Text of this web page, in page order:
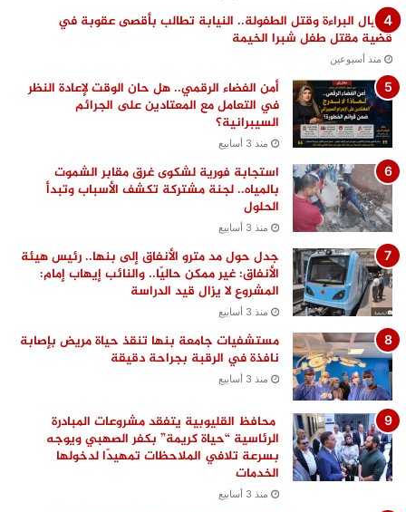
اغتيال البراءة وقتل الطفولة.. النيابة تطالب بأقصى عقوبة في
قضية مقتل طفل شبرا الخيمة
منذ أسبوعين
أمن الفضاء الرقمي.. هل حان الوقت لإعادة النظر
في التعامل مع المعتادين على الجرائم
السيبرانية؟
منذ 3 أسابيع
استجابة فورية لشكوى غرق مقابر الشموت
بالمياه.. لجنة مشتركة تكشف الأسباب وتبدأ
الحلول
منذ 3 أسابيع
جدل حول مد مترو الأنفاق إلى بنها.. رئيس هيئة
الأنفاق: غير ممكن حاليًا.. والنائب إيهاب إمام:
المشروع لا يزال قيد الدراسة
منذ 3 أسابيع
مستشفيات جامعة بنها تنقذ حياة مريض بإصابة
نافذة في الرقبة بجراحة دقيقة
منذ 3 أسابيع
محافظ القليوبية يتفقد مشروعات المبادرة
الرئاسية “حياة كريمة” بكفر الصهبي ويوجه
بسرعة تلافي الملاحظات تمهيدًا لدخولها
الخدمات
منذ 3 أسابيع